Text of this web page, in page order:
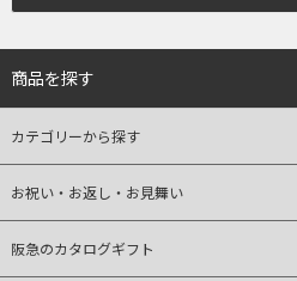
商品を探す
カテゴリーから探す
お祝い・お返し・お見舞い
阪急のカタログギフト